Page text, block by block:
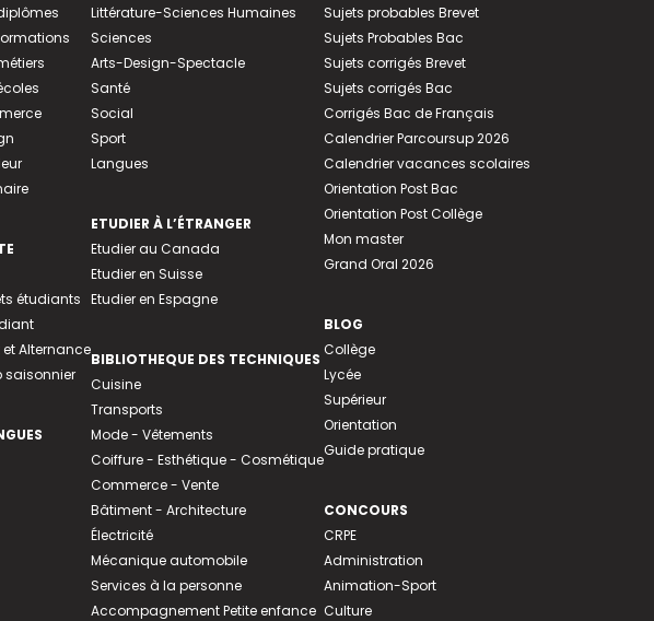
étudiants
Alternance
saisonnier
Littérature-Sciences Humaines
Sciences
Arts-Design-Spectacle
Santé
Social
Sport
Langues
ETUDIER À L’ÉTRANGER
Etudier au Canada
Etudier en Suisse
Etudier en Espagne
BIBLIOTHEQUE DES TECHNIQUES
Cuisine
Transports
Mode - Vêtements
Coiffure - Esthétique - Cosmétique
Commerce - Vente
Bâtiment - Architecture
Électricité
Mécanique automobile
Services à la personne
Accompagnement Petite enfance
Sujets probables Brevet
Sujets Probables Bac
Sujets corrigés Brevet
Sujets corrigés Bac
Corrigés Bac de Français
Calendrier Parcoursup 2026
Calendrier vacances scolaires
Orientation Post Bac
Orientation Post Collège
Mon master
Grand Oral 2026
BLOG
Collège
Lycée
Supérieur
Orientation
Guide pratique
CONCOURS
CRPE
Administration
Animation-Sport
Culture